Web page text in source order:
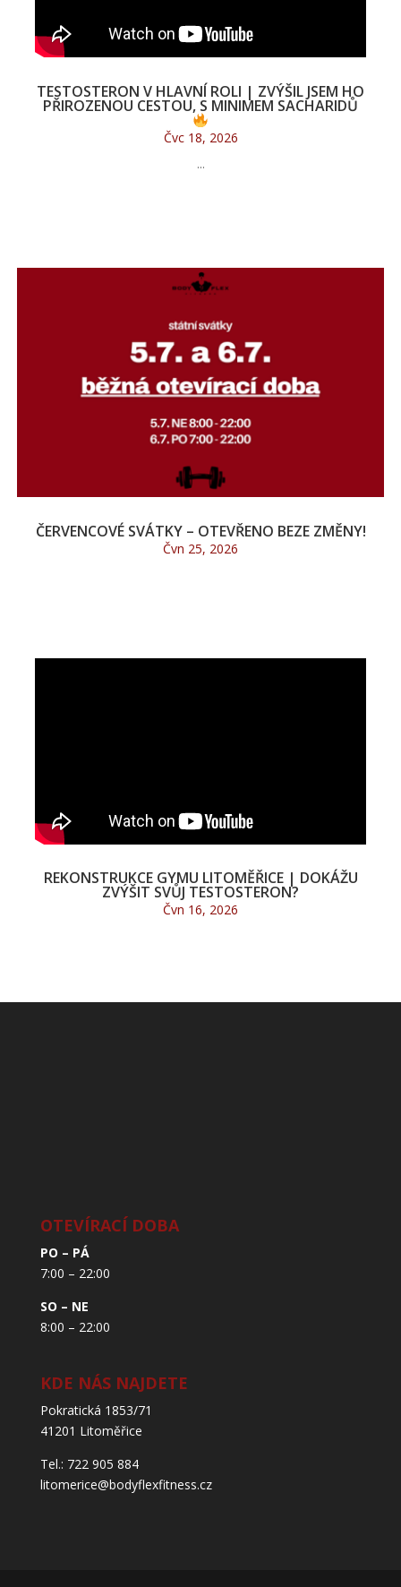
TESTOSTERON V HLAVNÍ ROLI | ZVÝŠIL JSEM HO
PŘIROZENOU CESTOU, S MINIMEM SACHARIDŮ
Čvc 18, 2026
...
ČERVENCOVÉ SVÁTKY – OTEVŘENO BEZE ZMĚNY!
Čvn 25, 2026
REKONSTRUKCE GYMU LITOMĚŘICE | DOKÁŽU
ZVÝŠIT SVŮJ TESTOSTERON?
Čvn 16, 2026
OTEVÍRACÍ DOBA
PO – PÁ
7:00 – 22:00
SO – NE
8:00 – 22:00
KDE NÁS NAJDETE
Pokratická 1853/71
41201 Litoměřice
Tel.: 722 905 884
litomerice@bodyflexfitness.cz